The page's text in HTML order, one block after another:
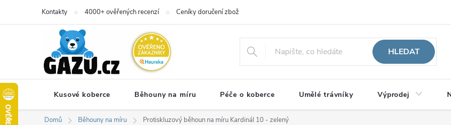
Kontakty 4000+ ověřených recenzí Ceníky doručení zboží
HLEDAT
Kusové koberce Běhouny na míru Péče o koberce Umělé trávníky Výprodej
Domů Běhouny na míru Protiskluzový běhoun na míru Kardinál 10 - zelený